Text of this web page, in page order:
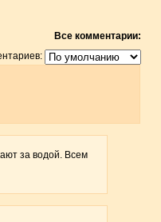
Все комментарии:
за водой. Всем